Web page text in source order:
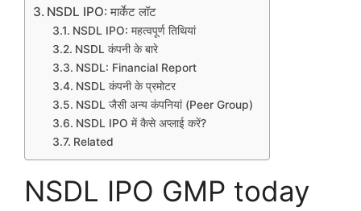
NSDL IPO: मार्केट लॉट
NSDL IPO: महत्वपूर्ण तिथियां
NSDL कंपनी के बारे
NSDL: Financial Report
NSDL कंपनी के प्रमोटर
NSDL जैसी अन्य कंपनियां (Peer Group)
NSDL IPO में कैसे अप्लाई करें?
Related
NSDL IPO GMP today